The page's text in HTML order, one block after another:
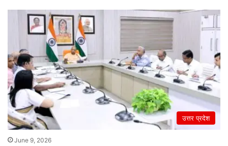
उत्तर प्रदेश
June 9, 2026